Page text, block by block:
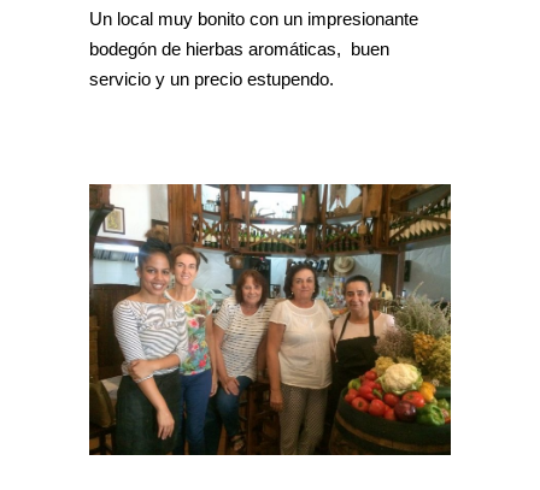
Un local muy bonito con un impresionante
bodegón de hierbas aromáticas, buen
servicio y un precio estupendo.